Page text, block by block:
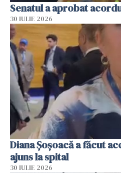
Senatul a aprobat
30 IULIE 2026
Diana Șoșoacă a făcut
ajuns la spital
30 IULIE 2026